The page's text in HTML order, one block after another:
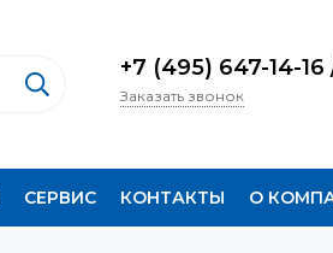
+7 (495) 647-14-16
Заказать звонок
СЕРВИС КОНТАКТЫ О